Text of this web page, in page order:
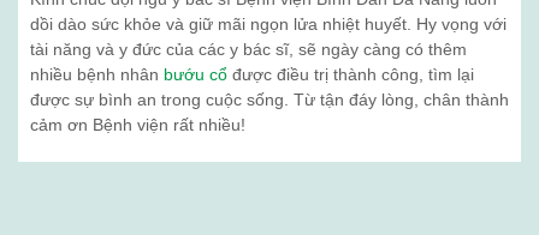
dồi dào sức khỏe và giữ mãi ngọn lửa nhiệt huyết. Hy vọng với
tài năng và y đức của các y bác sĩ, sẽ ngày càng có thêm
nhiều bệnh nhân bướu cổ được điều trị thành công, tìm lại
được sự bình an trong cuộc sống. Từ tận đáy lòng, chân thành
cảm ơn Bệnh viện rất nhiều!